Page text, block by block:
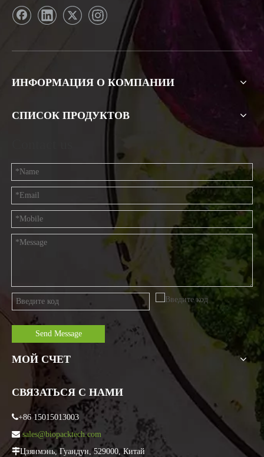
ИНФОРМАЦИЯ О КОМПАНИИ
СПИСОК ПРОДУКТОВ
Send Message
МОЙ СЧЕТ
СВЯЗАТЬСЯ С НАМИ
+86 15015013003
 sales@biopacktech.com
Цзянмэнь, Гуандун, 529000, Китай